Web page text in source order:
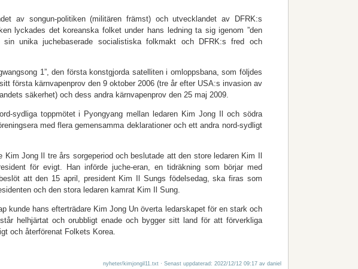
av songun-politiken (militären främst) och utvecklandet av DFRK:s
lyckades det koreanska folket under hans ledning ta sig igenom ”den
unika juchebaserade socialistiska folkmakt och DFRK:s fred och
1”, den första konstgjorda satelliten i omloppsbana, som följdes
första kärnvapenprov den 9 oktober 2006 (tre år efter USA:s invasion av
säkerhet) och dess andra kärnvapenprov den 25 maj 2009.
sydliga toppmötet i Pyongyang mellan ledaren Kim Jong Il och södra
med flera gemensamma deklarationer och ett andra nord-sydligt
Jong Il tre års sorgeperiod och beslutade att den store ledaren Kim Il
för evigt. Han införde juche-eran, en tidräkning som börjar med
att den 15 april, president Kim Il Sungs födelsedag, ska firas som
och den stora ledaren kamrat Kim Il Sung.
kunde hans efterträdare Kim Jong Un överta ledarskapet för en stark och
helhjärtat och orubbligt enade och bygger sitt land för att förverkliga
och återförenat Folkets Korea.
nyheter/kimjongil11.txt· Senast uppdaterad: 2022/12/12 09:17 av daniel